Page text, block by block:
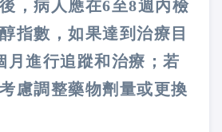
，病人應在6至8週內檢
指數，如果達到治療目
月進行追蹤和治療；若
慮調整藥物劑量或更換